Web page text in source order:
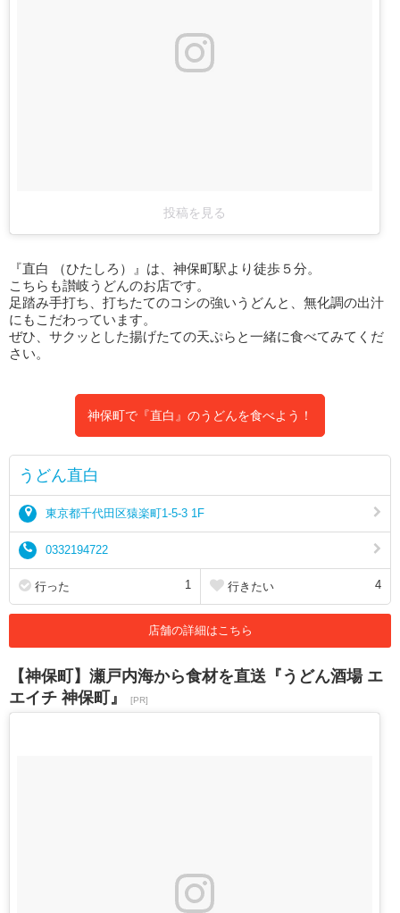
投稿を見る
『直白 （ひたしろ）』は、神保町駅より徒歩５分。
こちらも讃岐うどんのお店です。
足踏み手打ち、打ちたてのコシの強いうどんと、無化調の出汁
にもこだわっています。
ぜひ、サクッとした揚げたての天ぷらと一緒に食べてみてくだ
さい。
神保町で『直白』のうどんを食べよう！
うどん直白
東京都千代田区猿楽町1-5-3 1F
0332194722
行った 1 行きたい 4
店舗の詳細はこちら
【神保町】瀬戸内海から食材を直送『うどん酒場 エ
エイチ 神保町』
[PR]